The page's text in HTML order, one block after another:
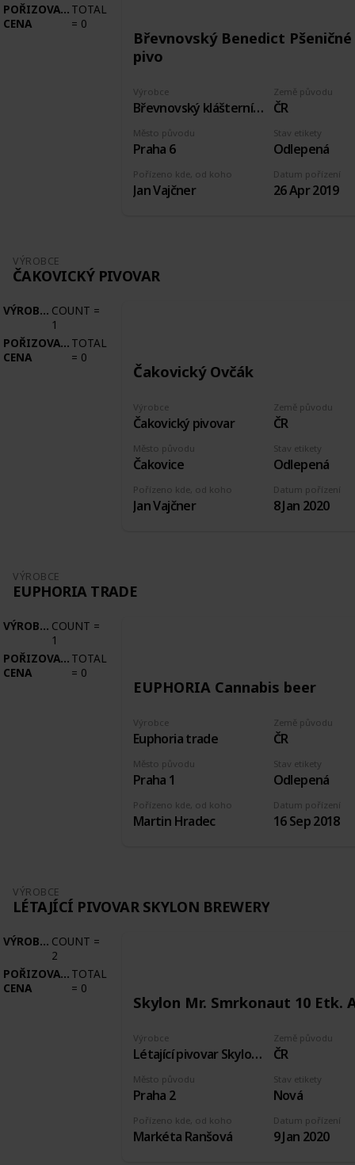
POŘIZOVACÍ
CENA
TOTAL
= 0
Břevnovský Benedict Pšeničné
pivo
Výrobce
Břevnovský klášterní pivovar
Země původu
ČR
Pořízeno kde, od koho
Jan Vajčner
Stav etikety
Odlepená
Datum pořízení
26 Apr 2019
Město původu
Praha 6
VÝROBCE
ČAKOVICKÝ PIVOVAR
VÝROBCE COUNT =
1
POŘIZOVACÍ
CENA
TOTAL
= 0
Čakovický Ovčák
Výrobce
Čakovický pivovar
Země původu
ČR
Pořízeno kde, od koho
Jan Vajčner
Stav etikety
Odlepená
Datum pořízení
8 Jan 2020
Město původu
Čakovice
VÝROBCE
EUPHORIA TRADE
VÝROBCE COUNT =
1
POŘIZOVACÍ
CENA
TOTAL
= 0
EUPHORIA Cannabis beer
Výrobce
Euphoria trade
Země původu
ČR
Pořízeno kde, od koho
Martin Hradec
Stav etikety
Odlepená
Datum pořízení
16 Sep 2018
Město původu
Praha 1
VÝROBCE
LÉTAJÍCÍ PIVOVAR SKYLON BREWERY
VÝROBCE COUNT =
2
POŘIZOVACÍ
CENA
TOTAL
= 0
Skylon Mr. Smrkonaut 10 Etk.
Výrobce
Létající pivovar Skylon brewery
Země původu
ČR
Pořízeno kde, od koho
Markéta Ranšová
Stav etikety
Nová
Datum pořízení
9 Jan 2020
Město původu
Praha 2